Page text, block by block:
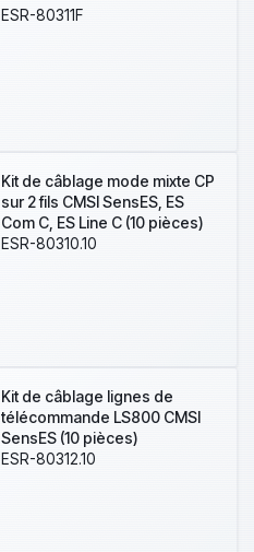
ESR-80311F
Kit de câblage mode mixte CP
sur 2 fils CMSI SensES, ES
Com C, ES Line C (10 pièces)
ESR-80310.10
Kit de câblage lignes de
télécommande LS800 CMSI
SensES (10 pièces)
ESR-80312.10